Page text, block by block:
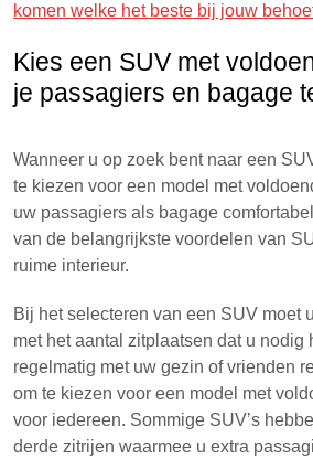
komen welke het beste bij jouw
Kies een SUV met
je passagiers en bagage
Wanneer u op zoek bent naar een
te kiezen voor een model met
uw passagiers als bagage
van de belangrijkste voordelen van
ruime interieur.
Bij het selecteren van een SUV moet
met het aantal zitplaatsen dat u nodig
regelmatig met uw gezin of vrienden
om te kiezen voor een model met
voor iedereen. Sommige SUV’s
derde zitrijen waarmee u extra